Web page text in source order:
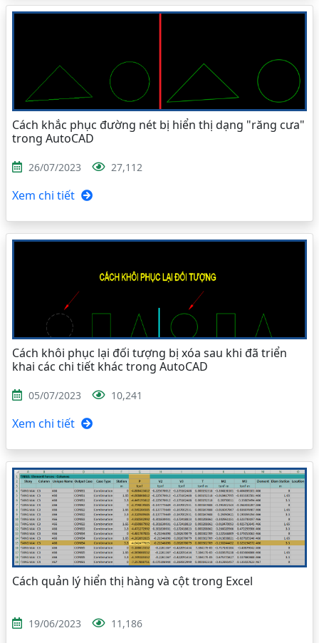
Cách khắc phục đường nét bị hiển thị dạng "răng cưa"
trong AutoCAD
26/07/2023 27,112
Xem chi tiết
Cách khôi phục lại đối tượng bị xóa sau khi đã triển
khai các chi tiết khác trong AutoCAD
05/07/2023 10,241
Xem chi tiết
Cách quản lý hiển thị hàng và cột trong Excel
19/06/2023 11,186